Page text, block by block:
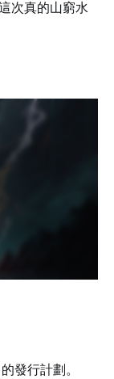
次真的山窮水
發行計劃。